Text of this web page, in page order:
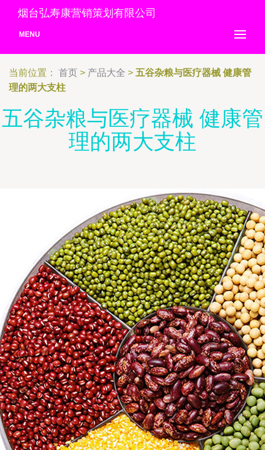
烟台弘寿康营销策划有限公司
MENU
当前位置： 首页 > 产品大全 > 五谷杂粮与医疗器械 健康管
理的两大支柱
五谷杂粮与医疗器械 健康管
理的两大支柱